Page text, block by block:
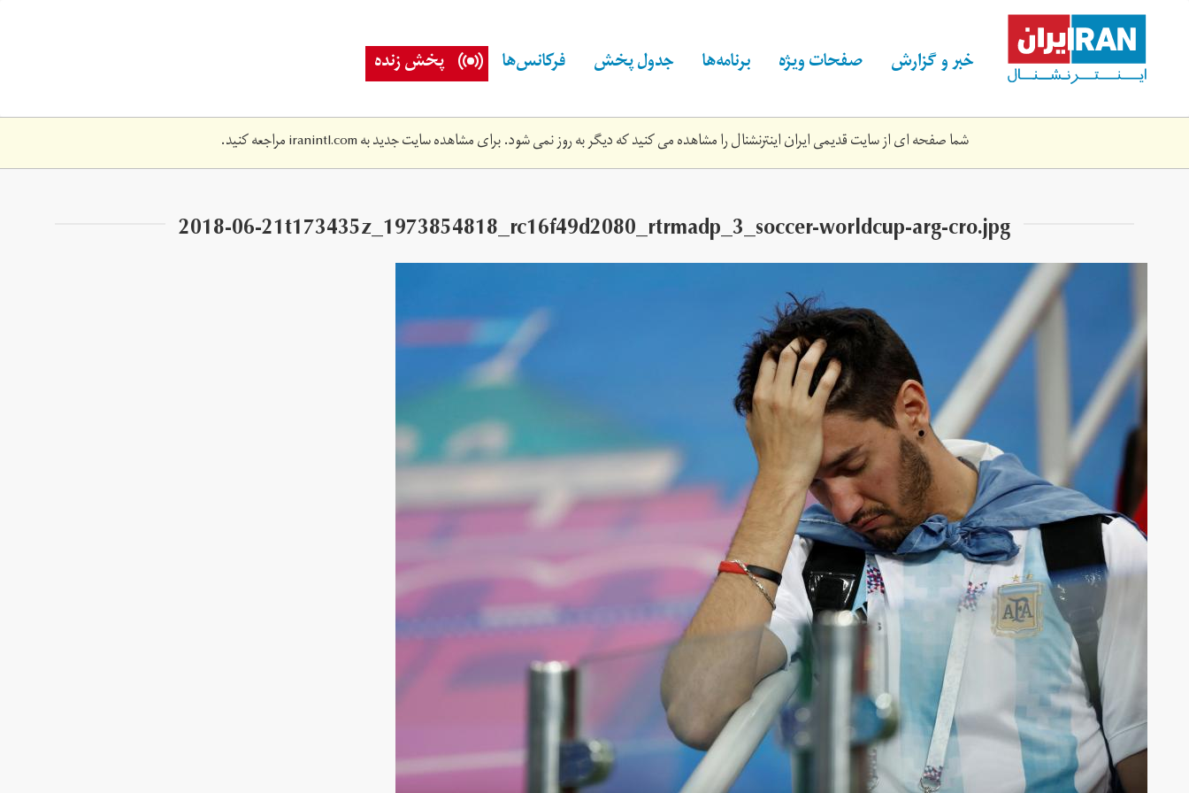
content خبر و گزارش صفحات ویژه برنامه‌ها جدول پخش فرکانس‌ها پخش زنده
شما صفحه ای از سایت قدیمی ایران اینترنشنال را مشاهده می کنید که دیگر به روز نمی شود. برای مشاهده سایت جدید بهiranintl.comمراجعه کنید.
2018-06-21t173435z_1973854818_rc16f49d2080_rtrmadp_3_soccer-worldcup-arg-cro.jpg